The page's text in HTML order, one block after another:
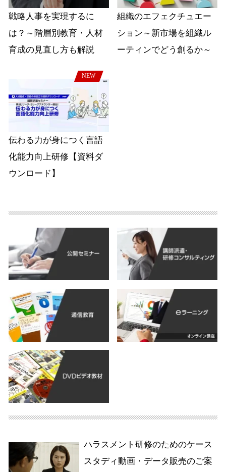
戦略人事を実現するに
は？～階層別教育・人材
育成の見直し方も解説
組織のエフェクチュエー
ション～新市場を組織ル
ーティンでどう創るか～
NEW
伝わる力が身につく言語
化能力向上研修【資料ダ
ウンロード】
ハラスメント研修のためのケース
スタディ動画・データ販売のご案